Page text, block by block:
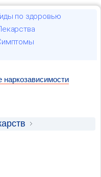
по здоровью
наркозависимости